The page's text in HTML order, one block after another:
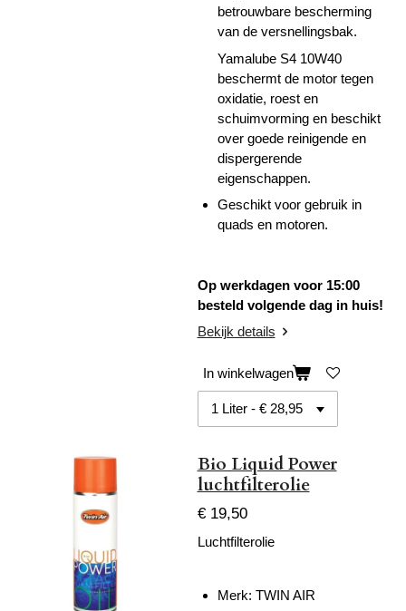
betrouwbare bescherming
van de versnellingsbak.
Yamalube S4 10W40
beschermt de motor tegen
oxidatie, roest en
schuimvorming en beschikt
over goede reinigende en
dispergerende
eigenschappen.
Geschikt voor gebruik in
quads en motoren.
Op werkdagen voor 15:00
besteld volgende dag in huis!
Bekijk details
In winkelwagen
Bio Liquid Power
luchtfilterolie
€ 19,50
Luchtfilterolie
Merk: TWIN AIR